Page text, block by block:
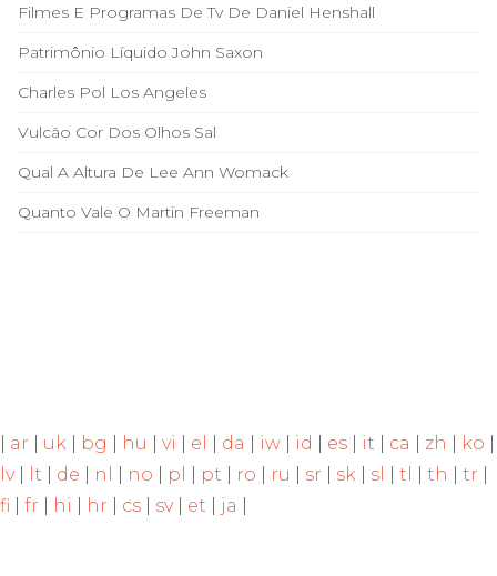
Filmes E Programas De Tv De Daniel Henshall
Patrimônio Líquido John Saxon
Charles Pol Los Angeles
Vulcão Cor Dos Olhos Sal
Qual A Altura De Lee Ann Womack
Quanto Vale O Martin Freeman
ar uk bg hu vi el da iw id es it ca zh ko
lv| lt de nl no pl pt ro ru sr sk sl tl th tr
fi
fr hi hr cs sv| et ja